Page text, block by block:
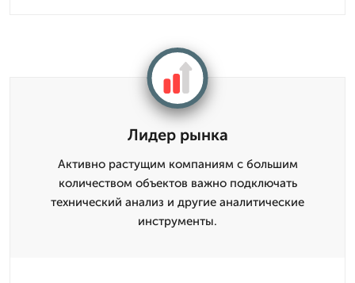
Лидер рынка
Активно растущим компаниям с большим
количеством объектов важно подключать
технический анализ и другие аналитические
инструменты.